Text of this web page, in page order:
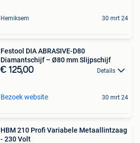
Hemiksem 30 mrt 24
Festool DIA ABRASIVE-D80
Diamantschijf – Ø80 mm Slijpschijf
€ 125,00 Details
Bezoek website 30 mrt 24
HBM 210 Profi Variabele Metaallintzaag
- 230 Volt